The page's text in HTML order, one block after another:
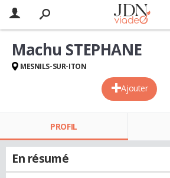
Ajouter
Machu STEPHANE
MESNILS-SUR-ITON
PROFIL
En résumé